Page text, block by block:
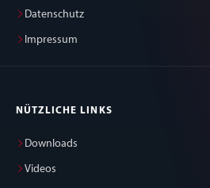
Datenschutz
Impressum
NÜTZLICHE LINKS
Downloads
Videos